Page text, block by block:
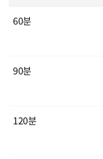
60분
90분
120분